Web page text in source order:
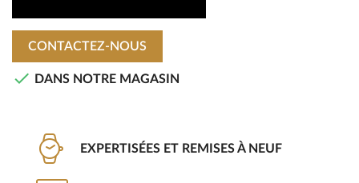
CONTACTEZ-NOUS
 DANS NOTRE MAGASIN
EXPERTISÉES ET REMISES À NEUF